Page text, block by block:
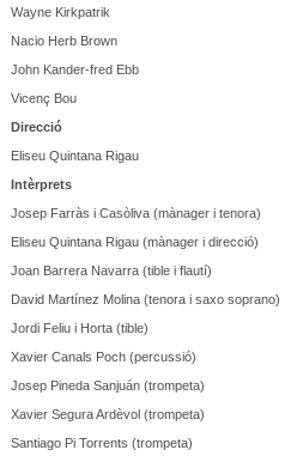
Wayne Kirkpatrik
Nacio Herb Brown
John Kander-fred Ebb
Vicenç Bou
Direcció
Eliseu Quintana Rigau
Intèrprets
Josep Farràs i Casòliva (mànager i tenora)
Eliseu Quintana Rigau (mànager i direcció)
Joan Barrera Navarra (tible i flautí)
David Martínez Molina (tenora i saxo soprano)
Jordi Feliu i Horta (tible)
Xavier Canals Poch (percussió)
Josep Pineda Sanjuán (trompeta)
Xavier Segura Ardèvol (trompeta)
Santiago Pi Torrents (trompeta)